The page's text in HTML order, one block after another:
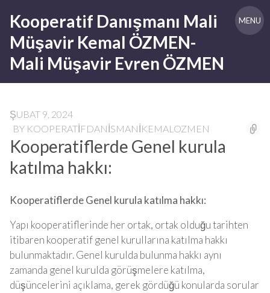
content
Kooperatif Danışmanı Mali
Müşavir Kemal ÖZMEN-
Mali Müşavir Evren ÖZMEN
MENU
ŞUBAT 9, 2024
BY KOOPERATIFDANISMANIKEMALOZMEN
Kooperatiflerde Genel kurula
katılma hakkı:
Kooperatiflerde Genel kurula katılma hakkı:
Yapı kooperatiflerinde her ortak, ortak olduğu tarihten
itibaren kooperatif genel kurullarına katılma hakkı
bulunmaktadır. Genel kurulda bulunma hakkı aynı
zamanda genel kurulda görüşmelere katılma,
düşüncelerini açıklama, gerek gördüğü konularda sorular